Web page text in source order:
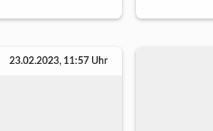
23.02.2023, 11:57 Uhr